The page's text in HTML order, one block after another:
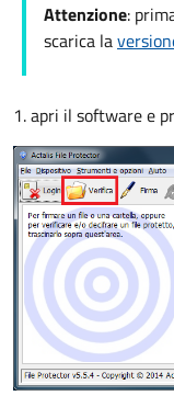
Attenzione:
scarica la
1. apri il software e